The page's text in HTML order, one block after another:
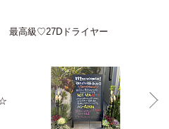
最高級♡27Dドライヤー